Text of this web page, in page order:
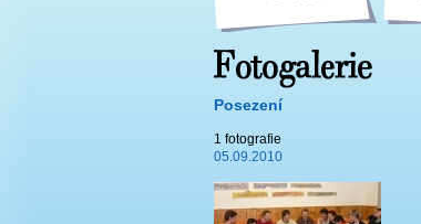
Posezení
1 fotografie
05.09.2010